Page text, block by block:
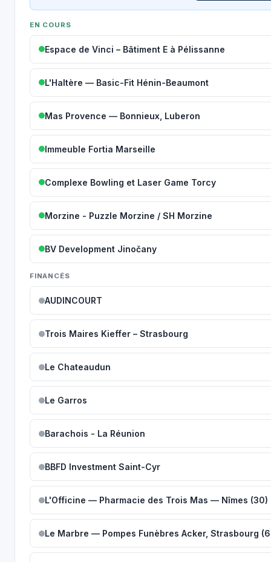
EN COURS
Espace de Vinci – Bâtiment E à Pélissanne
L'Haltère — Basic-Fit Hénin-Beaumont
Mas Provence — Bonnieux, Luberon
Immeuble Fortia Marseille
Complexe Bowling et Laser Game Torcy
Morzine - Puzzle Morzine / SH Morzine
BV Development Jinočany
FINANCÉS
AUDINCOURT
Trois Maires Kieffer – Strasbourg
Le Chateaudun
Le Garros
Barachois - La Réunion
BBFD Investment Saint-Cyr
L'Officine — Pharmacie des Trois Mas — Nîmes (30)
Le Marbre — Pompes Funèbres Acker, Strasbourg